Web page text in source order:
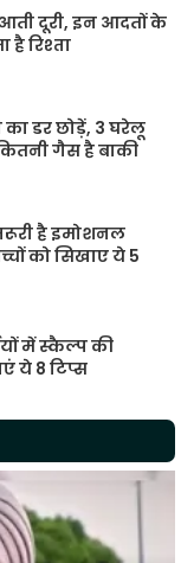
दूरी, इन आदतों के
रिश्ता
डर छोड़ें, 3 घरेलू
गैस है बाकी
है इमोशनल
को सिखाए ये 5
में स्कैल्प की
ये 8 टिप्स